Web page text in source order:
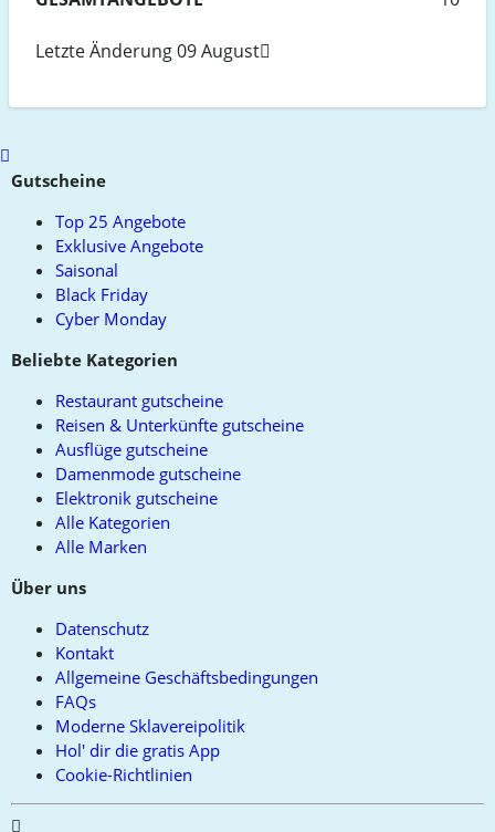
Letzte Änderung 09 August
Scroll
toGutscheine
Top 25 Angebote
Exklusive Angebote
Saisonal
Black Friday
Cyber Monday
Beliebte Kategorien
Restaurant gutscheine
Reisen & Unterkünfte gutscheine
Ausflüge gutscheine
Damenmode gutscheine
Elektronik gutscheine
Alle Kategorien
Alle Marken
Über uns
Datenschutz
Kontakt
Allgemeine Geschäftsbedingungen
FAQs
Moderne Sklavereipolitik
Hol' dir die gratis App
Cookie-Richtlinien